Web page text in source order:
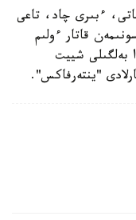
ازاماتى، ءبىرى چاد، تاعى
قاتار ءولىم
بەلگىلى شييت
"ينتەرفاكس".